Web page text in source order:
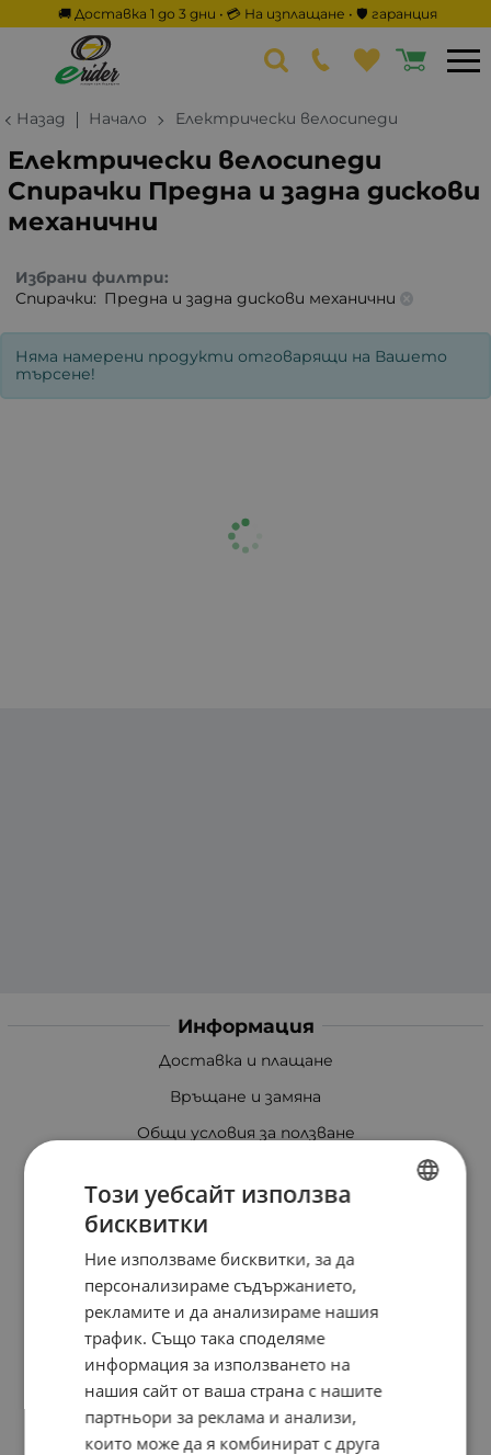
🚚 Доставка 1 до 3 дни • 💳 На изплащане • 🛡️ гаранция
Назад Начало Електрически велосипеди
Електрически велосипеди
Спирачки Предна и задна дискови
механични
Избрани филтри:
Спирачки: Предна и задна дискови механични
Няма намерени продукти отговарящи на Вашето
търсене!
Информация
Доставка и плащане
Връщане и замяна
Общи условия за ползване
Политика за използване на бисквитки
можете да ползвате сайта ОРС
Вашите права
Отказ от сделка
Защо eRider?
Карта на сайта
Контакти
Този уебсайт използва
бисквитки
Ние използваме бисквитки, за да
персонализираме съдържанието,
рекламите и да анализираме нашия
трафик. Също така споделяме
информация за използването на
нашия сайт от ваша страна с нашите
партньори за реклама и анализи,
които може да я комбинират с друга